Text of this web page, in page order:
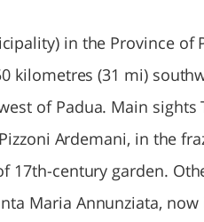
in the Province of
kilometres (31 mi)
of Padua. Main sights
Ardemani, in the
17th-century garden.
Maria Annunziata,